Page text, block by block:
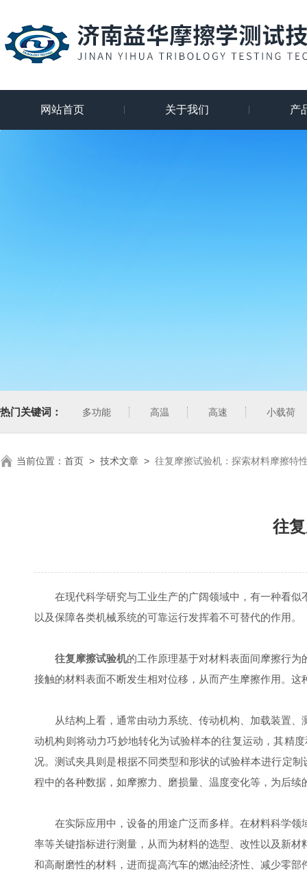
网站首页 关于我们 产
热门关键词： 多功能 高温 高速 小载荷
当前位置： 首页 > 技术文章 > 往复摩擦试验机：探索材料摩擦特
往
在现代科学研究与工业生产的广阔领域中，有一种看似
以及保障各类机械系统的可靠运行发挥着不可替代的作用。
往复摩擦试验机的工作原理基于对材料表面间摩擦行
接触的材料表面不断发生相对位移，从而产生摩擦作用。
从结构上看，通常由动力系统、传动机构、加载装置、
动机构则将动力巧妙地转化为试验样本的往复运动，其精
况。测试夹具则是根据不同类型和形状的试验样本进行定
程中的各种数据，如摩擦力、磨损量、温度变化等，为后续
在实际应用中，设备的用途广泛而多样。在材料科学领
率等关键指标进行测量，从而为材料的选型、改性以及新
和高耐磨性的材料，进而提高汽车的燃油经济性、减少零